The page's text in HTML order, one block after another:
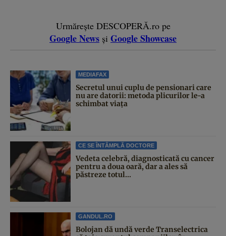
Urmărește DESCOPERĂ.ro pe
Google News și Google Showcase
MEDIAFAX
Secretul unui cuplu de pensionari care
nu are datorii: metoda plicurilor le-a
schimbat viața
CE SE ÎNTÂMPLĂ DOCTORE
Vedeta celebră, diagnosticată cu cancer
pentru a doua oară, dar a ales să
păstreze totul...
GANDUL.RO
Bolojan dă undă verde Transelectrica